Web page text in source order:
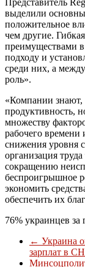
Представитель
выделили
положительное
чем другие.
преимуществами в
подходу и
среди них, а
роль».
«Компании знают,
продуктивность,
множеству
рабочего времени
снижения уровня
организация
сокращению
беспроигрышное
экономить
обеспечить их
76% украинцев
← Украина
зарплат в